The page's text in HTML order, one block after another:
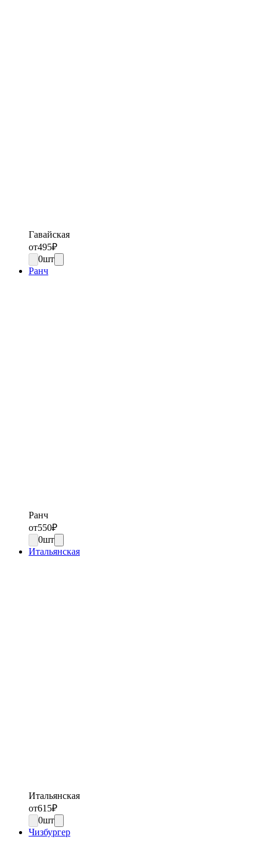
Гавайская
от495₽
0шт
Ранч
Ранч
от550₽
0шт
Итальянская
Итальянская
от615₽
0шт
Чизбургер